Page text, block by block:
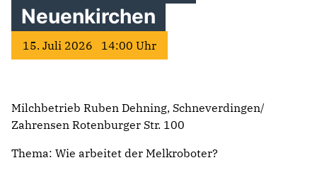
Neuenkirchen
15. Juli 2026 14:00 Uhr
Milchbetrieb Ruben Dehning, Schneverdingen/
Zahrensen Rotenburger Str. 100
Thema: Wie arbeitet der Melkroboter?